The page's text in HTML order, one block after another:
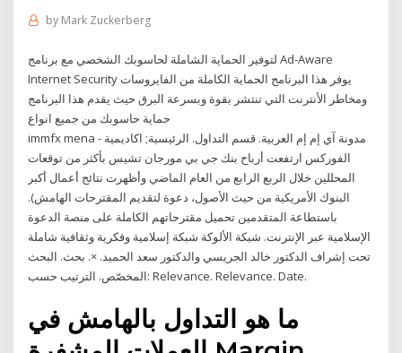
by Mark Zuckerberg
لتوفير الحماية الشاملة لحاسوبك الشخصي مع برنامج Ad-Aware
Internet Security يوفر هذا البرنامج الحماية الكاملة من الفايروسات
ومخاطر الأنترنت التي تنتشر بقوة وبسرعة البرق حيث يقدم هذا البرنامج
حماية حاسوبك من جميع انواع
immfx mena - مدونة آي إم إم العربية. قسم التداول. الرئيسية; اكاديمية
الفوركس ارتفعت أرباح بنك جي بي مورجان تشيس بأكثر من توقعات
المحللين خلال الربع الرابع من العام الماضي وأظهرت نتائج أعمال أكبر
البنوك الأمريكية من حيث الأصول، دعوة لتقديم المقترحات الهامش).
باستطاعة المتقدمين تحميل مقترحاتهم الكاملة على منصة الدعوة
الإسلامية عبر الإنترنت. شبكة الألوكة شبكة إسلامية وفكرية وثقافية شاملة
تحت إشراف الدكتور خالد الجريسي والدكتور سعد الحميد. ×. بحث. البحث
المخصّص. الترتيب حسب: Relevance. Relevance. Date.
ما هو التداول بالهامش في